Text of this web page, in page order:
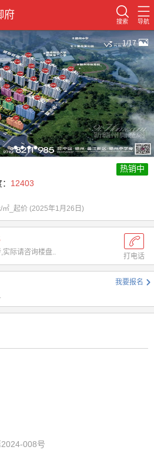
府
搜索 导航
1/17
热销中
12403
㎡_起价 (2025年1月26日)
打电话
实际请咨询楼盘..
我要报名
008号